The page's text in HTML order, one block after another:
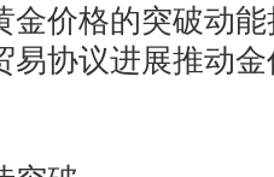
金价格的突破动
易协议进展推动